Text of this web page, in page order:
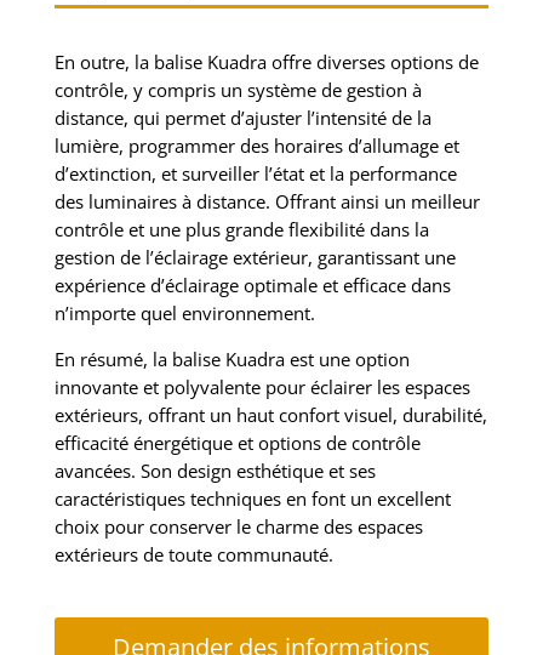
En outre, la balise Kuadra offre diverses options de
contrôle, y compris un système de gestion à
distance, qui permet d’ajuster l’intensité de la
lumière, programmer des horaires d’allumage et
d’extinction, et surveiller l’état et la performance
des luminaires à distance. Offrant ainsi un meilleur
contrôle et une plus grande flexibilité dans la
gestion de l’éclairage extérieur, garantissant une
expérience d’éclairage optimale et efficace dans
n’importe quel environnement.
En résumé, la balise Kuadra est une option
innovante et polyvalente pour éclairer les espaces
extérieurs, offrant un haut confort visuel, durabilité,
efficacité énergétique et options de contrôle
avancées. Son design esthétique et ses
caractéristiques techniques en font un excellent
choix pour conserver le charme des espaces
extérieurs de toute communauté.
Demander des informations